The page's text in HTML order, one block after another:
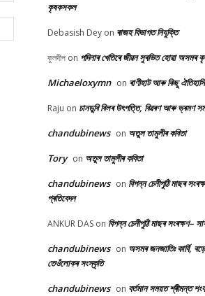
কৃষকসকল
Debasish Dey on ৰাজহ বিভাগত নিযুক্তি
কুলদীপ on পদিনাৰ খেতিৰে জীৱন সুৰভিত হোৱা অসমৰ
Michaeloxymn on ৰাণীহাট আৰু কিছু
Raju on চানডুবি বিলৰ উৎপত্তি, বিৱৰণ আৰু ভ্ৰমণ
chandubinews on অতুল তামুলীৰ কবিতা
Tory on অতুল তামুলীৰ কবিতা
chandubinews on বিপন্ন চেনীপুঠি মাছৰ
প্ৰতিবেদন
ANKUR DAS on বিপন্ন চেনীপুঠি মাছৰ সংৰক্ষণ–
chandubinews on অসমৰ জনজাতিঃ কাৰ্বি,
তেওঁলোকৰ সংস্কৃতি
chandubinews on বৰ্তমান সময়ত শ্ৰীমন্ত